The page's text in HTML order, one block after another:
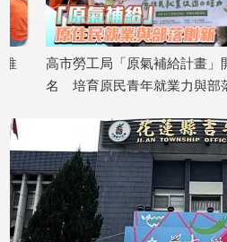
高市勞工局「原氣補給計畫」開放報
名 培育原民青年就業力與部落創新